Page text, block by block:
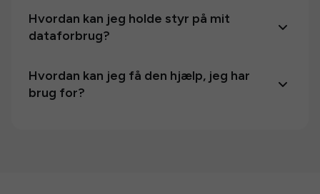
Hvordan kan jeg holde styr på mit
dataforbrug?
Hvordan kan jeg få den hjælp, jeg har
brug for?